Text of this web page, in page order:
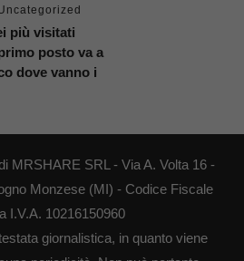
più visitati
posto va a
dove vanno i
MRSHARE SRL - Via A. Volta 16 -
Monzese (MI) - Codice Fiscale
I.V.A. 10216150960
giornalistica, in quanto viene